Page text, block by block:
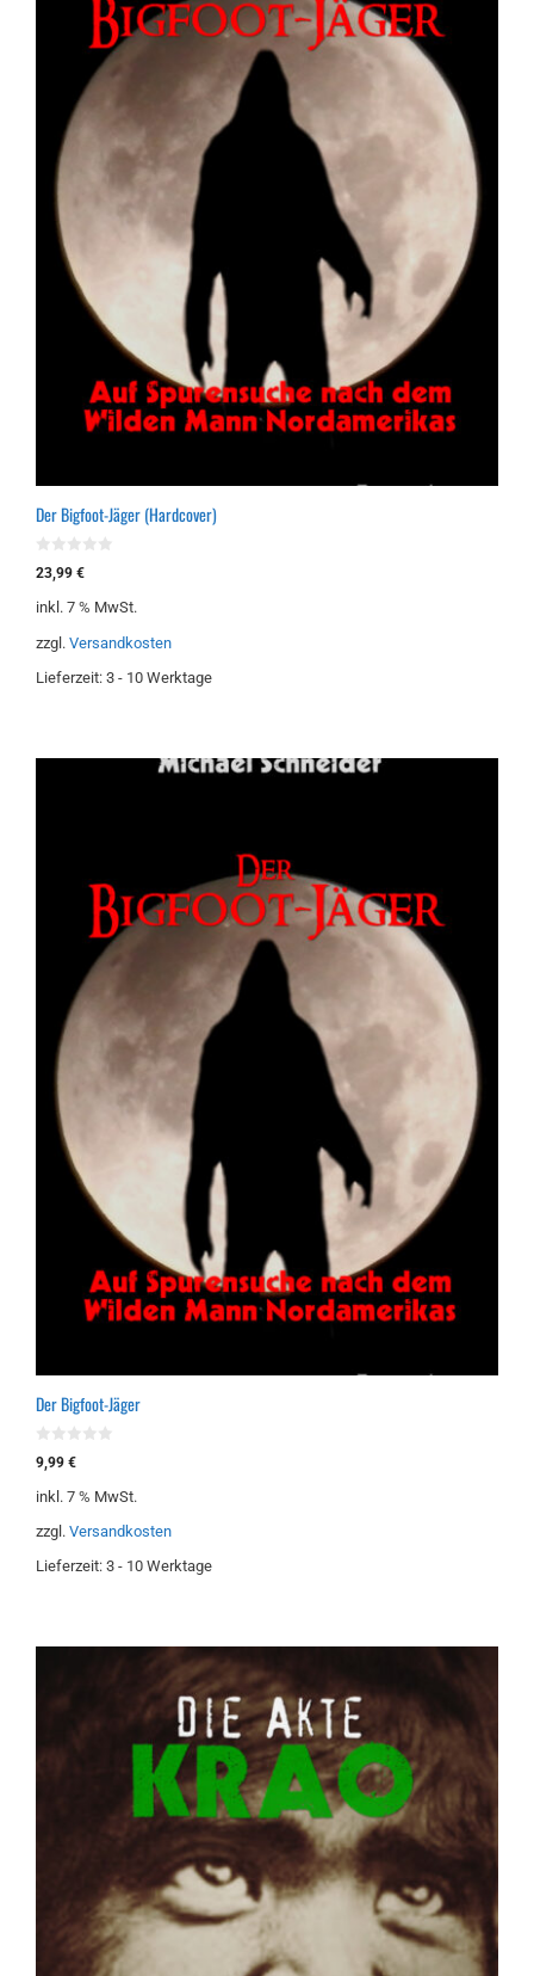
Der Bigfoot-Jäger (Hardcover)
0
v
n
23,99 €
inkl. 7 % MwSt.
zzgl. Versandkosten
Lieferzeit: 3 - 10 Werktage
Der Bigfoot-Jäger
0
v
n
9,99 €
inkl. 7 % MwSt.
zzgl. Versandkosten
Lieferzeit: 3 - 10 Werktage